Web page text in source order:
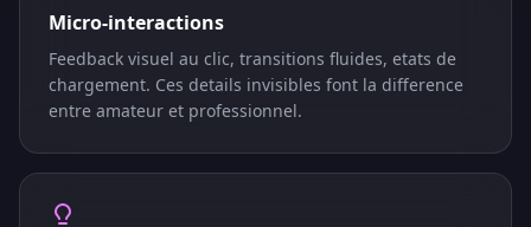
Micro-interactions
Feedback visuel au clic, transitions fluides, etats de
chargement. Ces details invisibles font la difference
entre amateur et professionnel.